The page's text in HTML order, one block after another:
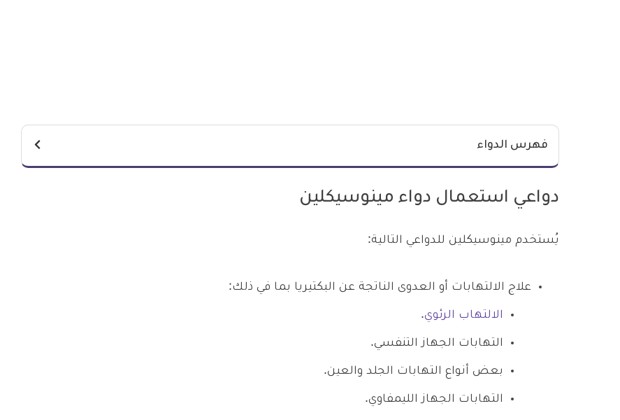
فهرس الدواء
دواعي استعمال دواء مينوسيكلين
يُستخدم مينوسيكلين للدواعي التالية:
علاج الالتهابات أو العدوى الناتجة عن البكتيريا بما في ذلك:
الالتهاب الرئوي.
التهابات الجهاز التنفسي.
بعض أنواع التهابات الجلد والعين.
التهابات الجهاز الليمفاوي.